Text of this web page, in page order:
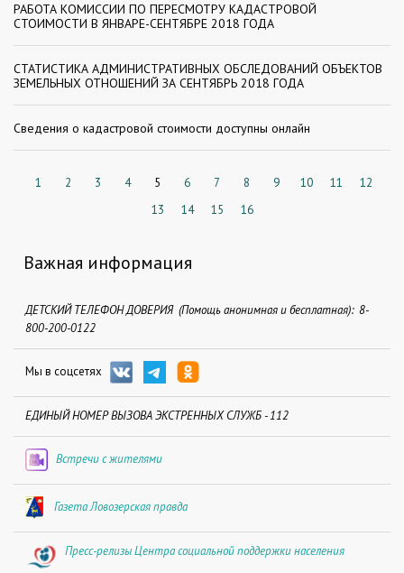
РАБОТА КОМИССИИ ПО ПЕРЕСМОТРУ КАДАСТРОВОЙ
СТОИМОСТИ В ЯНВАРЕ-СЕНТЯБРЕ 2018 ГОДА
СТАТИСТИКА АДМИНИСТРАТИВНЫХ ОБСЛЕДОВАНИЙ ОБЪЕКТОВ
ЗЕМЕЛЬНЫХ ОТНОШЕНИЙ ЗА СЕНТЯБРЬ 2018 ГОДА
Сведения о кадастровой стоимости доступны онлайн
1 2 3 4 5 6 7 8 9 10 11
12
13
14 15 16
Важная информация
ДЕТСКИЙ ТЕЛЕФОН ДОВЕРИЯ (Помощь анонимная и бесплатная): 8-
800-200-0122
Мы в соцсетях
ЕДИНЫЙ НОМЕР ВЫЗОВА ЭКСТРЕННЫХ СЛУЖБ - 112
Встречи с жителями
Газета Ловозерская правда
Пресс-релизы Центра социальной поддержки населения